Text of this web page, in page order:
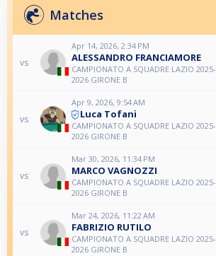
Matches
vs
Apr 14, 2026, 2:34 PM
ALESSANDRO FRANCIAMORE
CAMPIONATO A SQUADRE LAZIO 2025-
2026 GIRONE B
vs
Apr 9, 2026, 9:54 AM
Luca Tofani
CAMPIONATO A SQUADRE LAZIO 2025-
2026 GIRONE B
vs
Mar 30, 2026, 11:34 PM
MARCO VAGNOZZI
CAMPIONATO A SQUADRE LAZIO 2025-
2026 GIRONE B
vs
Mar 24, 2026, 11:22 AM
FABRIZIO RUTILO
CAMPIONATO A SQUADRE LAZIO 2025-
2026 GIRONE B